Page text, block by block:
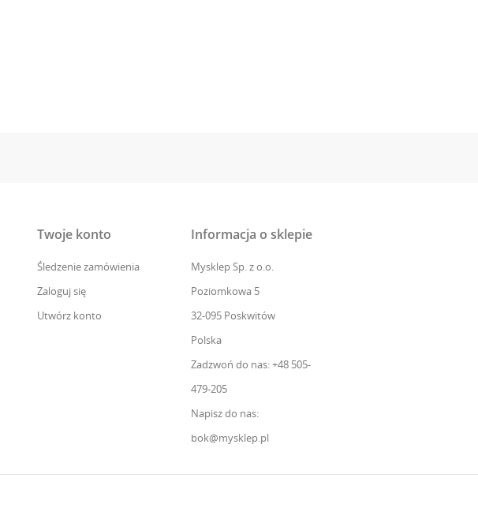
Twoje konto
Śledzenie zamówienia
Zaloguj się
Utwórz konto
Informacja o sklepie
Mysklep Sp. z o.o.
Poziomkowa 5
32-095 Poskwitów
Polska
Zadzwoń do nas: +48 505-
479-205
Napisz do nas:
bok@mysklep.pl